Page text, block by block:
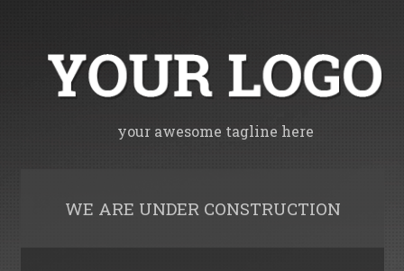
your awesome tagline here
WE ARE UNDER CONSTRUCTION